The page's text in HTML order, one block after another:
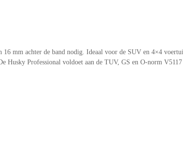
mm achter de band nodig. Ideaal voor de SUV en 4×4
Husky Professional voldoet aan de TUV, GS en O-norm